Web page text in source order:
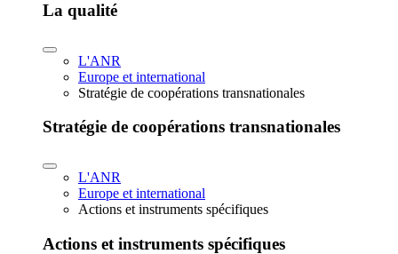
La qualité
L'ANR
Europe et international
Stratégie de coopérations transnationales
Stratégie de coopérations transnationales
L'ANR
Europe et international
Actions et instruments spécifiques
Actions et instruments spécifiques